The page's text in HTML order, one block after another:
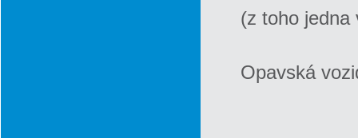
(z toho jedna
Opavská